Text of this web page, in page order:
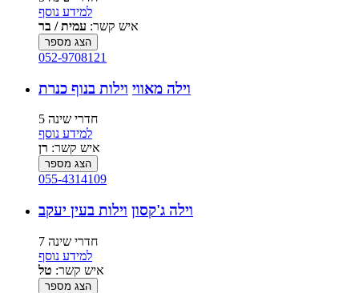
למידע נוסף
איש קשר: עמית / בר
הצג מספר
052-9708121
וילה מאווי וילות בנוף כנרת
5 חדרי שינה
למידע נוסף
איש קשר: רן
הצג מספר
055-4314109
וילה ג'קסון וילות בעין יעקב
7 חדרי שינה
למידע נוסף
איש קשר: טל
הצג מספר